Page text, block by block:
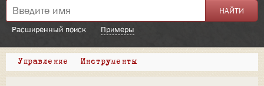
Расширенный поиск Примеры
Управление Инструменты